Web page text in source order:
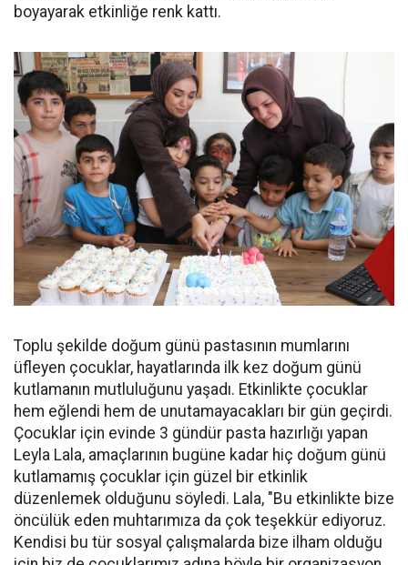
boyayarak etkinliğe renk kattı.
Toplu şekilde doğum günü pastasının mumlarını
üfleyen çocuklar, hayatlarında ilk kez doğum günü
kutlamanın mutluluğunu yaşadı. Etkinlikte çocuklar
hem eğlendi hem de unutamayacakları bir gün geçirdi.
Çocuklar için evinde 3 gündür pasta hazırlığı yapan
Leyla Lala, amaçlarının bugüne kadar hiç doğum günü
kutlamamış çocuklar için güzel bir etkinlik
düzenlemek olduğunu söyledi. Lala, "Bu etkinlikte bize
öncülük eden muhtarımıza da çok teşekkür ediyoruz.
Kendisi bu tür sosyal çalışmalarda bize ilham olduğu